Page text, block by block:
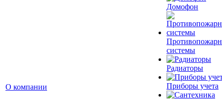
О компании
Домофон
системы
Радиаторы
Приборы учета